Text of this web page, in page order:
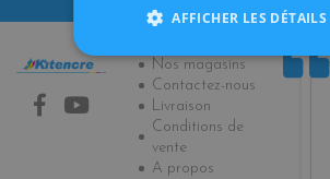
Informations
Nos magasins
Contactez-nous
Livraison
Conditions de
vente
A propos
AFFICHER LES DÉTAILS